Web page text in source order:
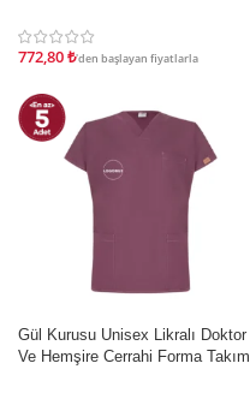
772,80₺'den başlayan fiyatlarla
İndirim
Gül Kurusu Unisex Likralı Doktor
Ve Hemşire Cerrahi Forma Takım